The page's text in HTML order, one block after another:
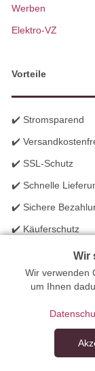
Werben
Elektro-VZ
Vorteile
✔️ Stromsparend
✔️
✔️ SSL-Schutz
✔️ Schnelle
✔️ Sichere
✔️ Käuferschutz
✔️ B2B Programm
✔️ Schneller
Ihr
Wir
Wir verwenden
um Ihnen